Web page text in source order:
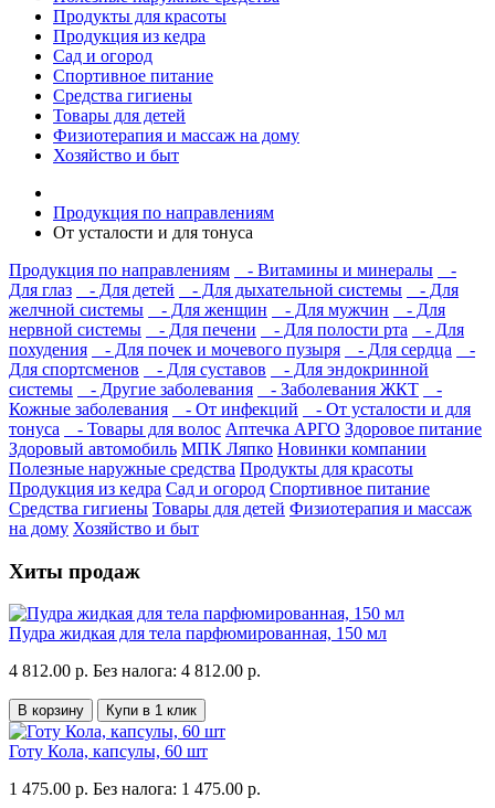
Продукты для красоты
Продукция из кедра
Сад и огород
Спортивное питание
Средства гигиены
Товары для детей
Физиотерапия и массаж на дому
Хозяйство и быт
Продукция по направлениям
От усталости и для тонуса
Продукция по направлениям
- Витамины и минералы
-
Для глаз
- Для детей - Для дыхательной системы
- Для
желчной системы
- Для женщин - Для мужчин
- Для
нервной системы
- Для печени - Для полости рта
- Для
похудения
- Для почек и мочевого пузыря - Для сердца
-
Для спортсменов
- Для суставов
- Для эндокринной
системы
- Другие заболевания - Заболевания ЖКТ
-
Кожные заболевания
- От инфекций
- От усталости и для
тонуса
- Товары для волос Аптечка АРГО Здоровое питание
Здоровый автомобиль МПК Ляпко Новинки компании
Полезные наружные средства Продукты для красоты
Продукция из кедра Сад и огород Спортивное питание
Средства гигиены Товары для детей Физиотерапия и массаж
на дому Хозяйство и быт
Хиты продаж
Пудра жидкая для тела парфюмированная, 150 мл
4 812.00 р. Без налога: 4 812.00 р.
В корзину Купи в 1 клик
Готу Кола, капсулы, 60 шт
1 475.00 р. Без налога: 1 475.00 р.